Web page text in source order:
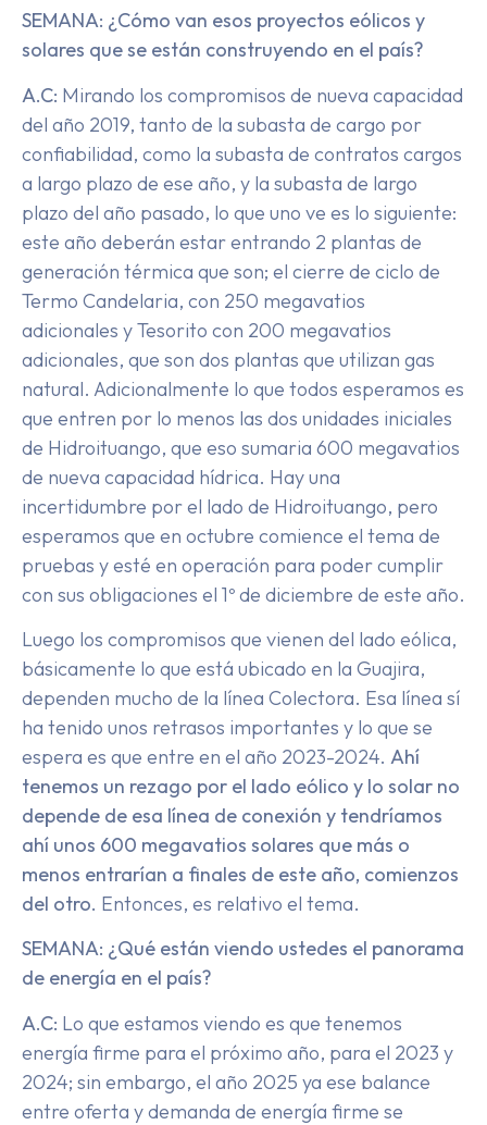
SEMANA: ¿Cómo van esos proyectos eólicos y
solares que se están construyendo en el país?
A.C: Mirando los compromisos de nueva capacidad
del año 2019, tanto de la subasta de cargo por
confiabilidad, como la subasta de contratos cargos
a largo plazo de ese año, y la subasta de largo
plazo del año pasado, lo que uno ve es lo siguiente:
este año deberán estar entrando 2 plantas de
generación térmica que son; el cierre de ciclo de
Termo Candelaria, con 250 megavatios
adicionales y Tesorito con 200 megavatios
adicionales, que son dos plantas que utilizan gas
natural. Adicionalmente lo que todos esperamos es
que entren por lo menos las dos unidades iniciales
de Hidroituango, que eso sumaria 600 megavatios
de nueva capacidad hídrica. Hay una
incertidumbre por el lado de Hidroituango, pero
esperamos que en octubre comience el tema de
pruebas y esté en operación para poder cumplir
con sus obligaciones el 1º de diciembre de este año.
Luego los compromisos que vienen del lado eólica,
básicamente lo que está ubicado en la Guajira,
dependen mucho de la línea Colectora. Esa línea sí
ha tenido unos retrasos importantes y lo que se
espera es que entre en el año 2023-2024. Ahí
tenemos un rezago por el lado eólico y lo solar no
depende de esa línea de conexión y tendríamos
ahí unos 600 megavatios solares que más o
menos entrarían a finales de este año, comienzos
del otro. Entonces, es relativo el tema.
SEMANA: ¿Qué están viendo ustedes el panorama
de energía en el país?
A.C: Lo que estamos viendo es que tenemos
energía firme para el próximo año, para el 2023 y
2024; sin embargo, el año 2025 ya ese balance
entre oferta y demanda de energía firme se